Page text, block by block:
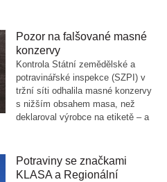
Pozor na falšované masné
konzervy
Kontrola Státní zemědělské a
potravinářské inspekce (SZPI) v
tržní síti odhalila masné konzervy
s nižším obsahem masa, než
deklaroval výrobce na etiketě – a
Potraviny se značkami
KLASA a Regionální